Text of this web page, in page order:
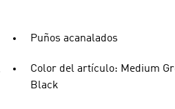
Puños acanalados
Color del artículo: Medium
Black